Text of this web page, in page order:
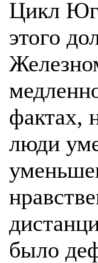
Цикл
этого
фактах,
люди
было